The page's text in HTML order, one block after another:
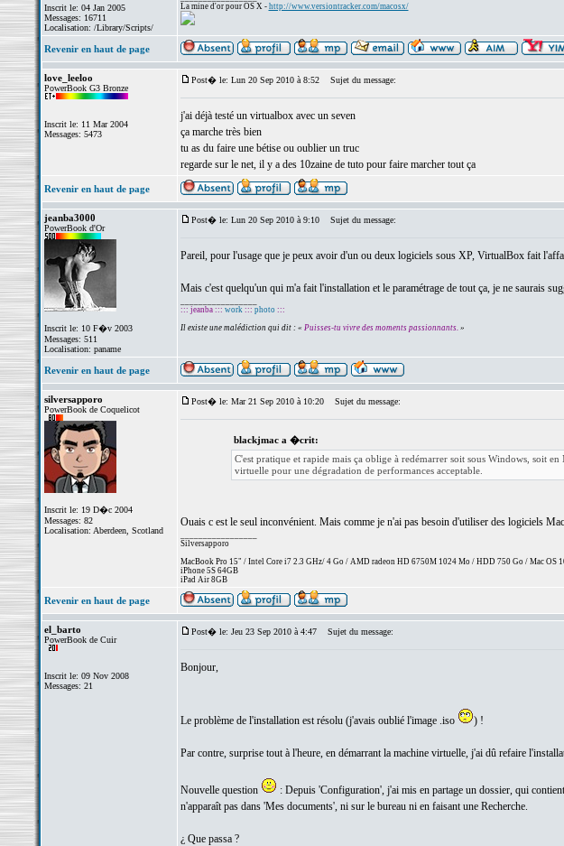
Inscrit le: 04 Jan 2005
Messages: 16711
Localisation: /Library/Scripts/
La mine d'or pour OS X - http://www.versiontracker.com/macosx/
Revenir en haut de page
love_leeloo
PowerBook G3 Bronze
Inscrit le: 11 Mar 2004
Messages: 5473
Post� le: Lun 20 Sep 2010 à 8:52 Sujet du message:
j'ai déjà testé un virtualbox avec un seven
ça marche très bien
tu as du faire une bétise ou oublier un truc
regarde sur le net, il y a des 10zaine de tuto pour faire marcher tout ça
Revenir en haut de page
jeanba3000
PowerBook d'Or
Inscrit le: 10 F�v 2003
Messages: 511
Localisation: paname
Post� le: Lun 20 Sep 2010 à 9:10 Sujet du message:
Pareil, pour l'usage que je peux avoir d'un ou deux logiciels sous XP, VirtualBox fait
Mais c'est quelqu'un qui m'a fait l'installation et le paramétrage de tout ça, je ne saurais
::: jeanba ::: work::: photo:::
Il existe une malédiction qui dit : « Puisses-tu vivre des moments passionnants.»
Revenir en haut de page
silversapporo
PowerBook de Coquelicot
Inscrit le: 19 D�c 2004
Messages: 82
Localisation: Aberdeen, Scotland
Post� le: Mar 21 Sep 2010 à 10:20 Sujet du message:
blackjmac a �crit:
C'est pratique et rapide mais ça oblige à redémarrer soit sous Windows, soit
virtuelle pour une dégradation de performances acceptable.
Ouais c est le seul inconvénient. Mais comme je n'ai pas besoin d'utiliser des logiciels
Silversapporo
MacBook Pro 15" / Intel Core i7 2.3 GHz/ 4 Go / AMD radeon HD 6750M 1024 Mo / HDD 750 Go / Mac OS
iPhone 5S 64GB
iPad Air 8GB
Revenir en haut de page
el_barto
PowerBook de Cuir
Inscrit le: 09 Nov 2008
Messages: 21
Post� le: Jeu 23 Sep 2010 à 4:47 Sujet du message:
Bonjour,
Le problème de l'installation est résolu (j'avais oublié l'image .iso ) !
Par contre, surprise tout à l'heure, en démarrant la machine virtuelle, j'ai dû refaire
Nouvelle question
: Depuis 'Configuration', j'ai mis en partage un dossier, qui
n'apparaît pas dans 'Mes documents', ni sur le bureau ni en faisant une Recherche.
¿ Que passa ?